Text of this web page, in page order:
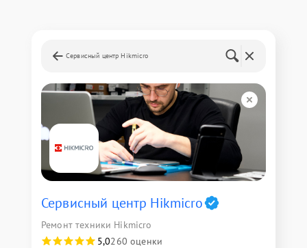
Сервисный центр Hikmicro
Сервисный центр Hikmicro
Ремонт техники Hikmicro
5,0260 оценки